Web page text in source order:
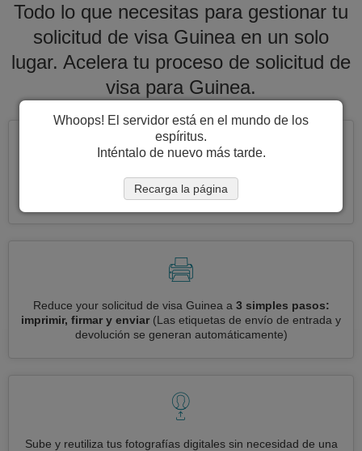
Todo lo que necesitas para gestionar tu
solicitud de visa Guinea en un solo
lugar. Acelera tu proceso de solicitud de
visa para Guinea.
Solicite varias visas a la vezautomáticamente, sin necesidad
de ingresar información repetitiva
Reduce your solicitud de visa Guinea a 3 simples pasos:
imprimir, firmar y enviar (Las etiquetas de envío de entrada y
devolución se generan automáticamente)
Sube y reutiliza tus fotografías digitales sin necesidad de una
Whoops! El servidor está en el mundo de los
espíritus.
Inténtalo de nuevo más tarde.
Recarga la página